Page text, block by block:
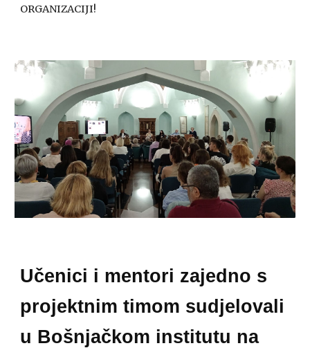
ORGANIZACIJI!
Učenici i mentori zajedno s
projektnim timom sudjelovali
u Bošnjačkom institutu na